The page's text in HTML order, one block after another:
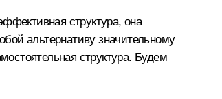
структура, она
альтернативу значительному
структура. Будем